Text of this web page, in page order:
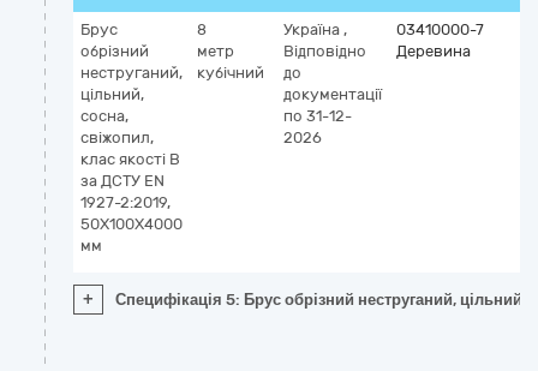
Брус
обрізний
неструганий,
цільний,
сосна,
свіжопил,
клас якості B
за ДСТУ EN
1927-2:2019,
50X100X4000
мм
8
метр
кубічний
Україна ,
Відповідно
до
документації
по 31-12-
2026
03410000-7
Деревина
+ Специфікація 5: Брус обрізний неструганий,